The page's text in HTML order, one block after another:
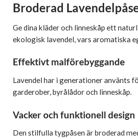
Broderad
Ge dina kläder och linneskåp ett
ekologisk lavendel, vars aromatiska
Effektivt malförebyggande
Lavendel har i generationer använts
garderober, byrålådor och linneskåp.
Vacker och funktionell design
Den stilfulla tygpåsen är broderad